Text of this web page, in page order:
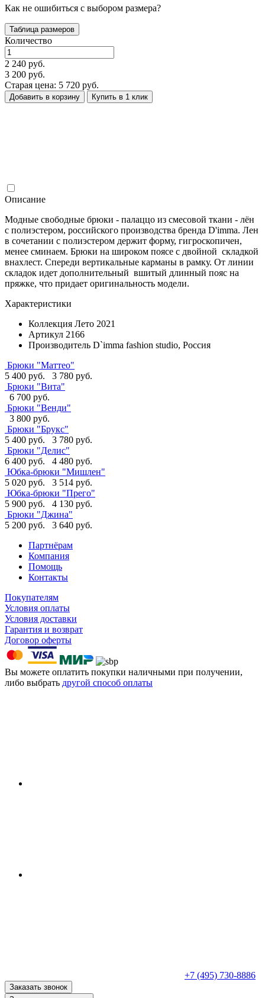
Как не ошибиться с выбором размера?
Таблица размеров
Количество
2 240 руб.
3 200 руб.
Старая цена: 5 720 руб.
Добавить в корзину Купить в 1 клик
Описание
Модные свободные брюки - палаццо из смесовой ткани - лён
с полиэстером, российского производства бренда D'imma. Лен
в сочетании с полиэстером держит форму, гигроскопичен,
менее сминаем. Брюки на широком поясе с двойной складкой
внахлест. Спереди вертикальные карманы в рамку. От линии
складок идет дополнительный вшитый длинный пояс на
пряжке, что придает оригинальность модели.
Характеристики
Коллекция Лето 2021
Артикул 2166
Производитель D`imma fashion studio, Россия
Брюки "Маттео"
5 400 руб.
3 780 руб.
Брюки "Вита"
6 700 руб.
Брюки "Венди"
3 800 руб.
Брюки "Брукс"
5 400 руб.
3 780 руб.
Брюки "Делис"
6 400 руб.
4 480 руб.
Юбка-брюки "Мишлен"
5 020 руб.
3 514 руб.
Юбка-брюки "Прего"
5 900 руб.
4 130 руб.
Брюки "Джина"
5 200 руб.
3 640 руб.
Партнёрам
Компания
Помощь
Контакты
Покупателям
Условия оплаты
Условия доставки
Гарантия и возврат
Договор оферты
Вы можете оплатить покупки наличными при получении,
либо выбрать другой способ оплаты
+7 (495) 730-8886
Заказать звонок